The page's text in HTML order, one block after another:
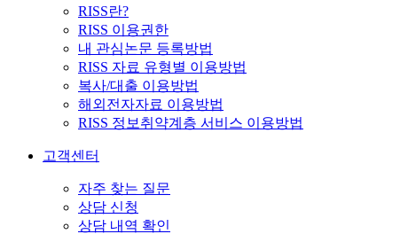
RISS란?
RISS 이용권한
내 관심논문 등록방법
RISS 자료 유형별 이용방법
복사/대출 이용방법
해외전자자료 이용방법
RISS 정보취약계층 서비스 이용방법
고객센터
자주 찾는 질문
상담 신청
상담 내역 확인